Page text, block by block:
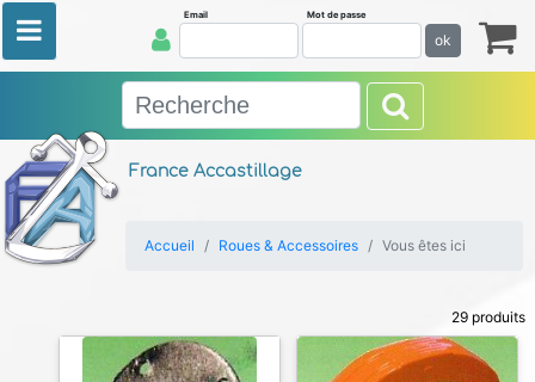
France Accastillage
Email Mot de passe
ok
Accueil Roues & Accessoires Vous êtes ici
29 produits